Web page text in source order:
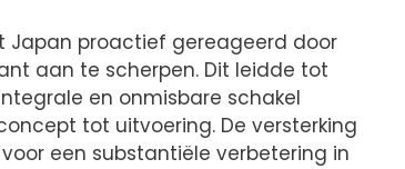
Japan proactief gereageerd door
aan te scherpen. Dit leidde tot
en onmisbare schakel
tot uitvoering. De versterking
een substantiële verbetering in